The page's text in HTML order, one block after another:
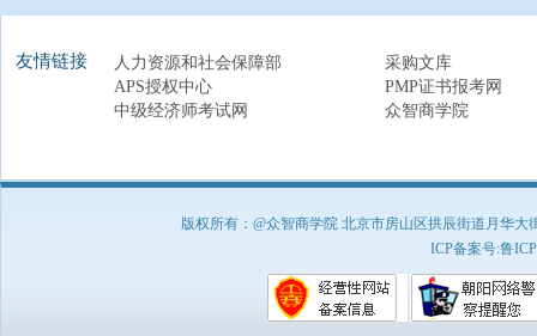
友情链接 人力资源和社会保障部
采购文库
APS授权中心
PMP证书报考网
中级经济师考试网
众智商学院
版权所有：@众智商学院 北京市房山区拱辰街道月华
ICP备案号:鲁